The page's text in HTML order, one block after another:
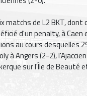
matchs de L2 BKT, dont
d'un penalty, à Caen
au cours desquelles
à Angers (2-2),
sur l'Île de Beauté